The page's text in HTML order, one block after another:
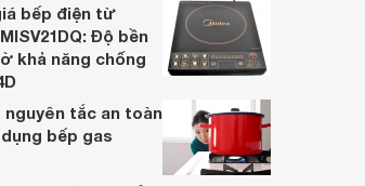
LC1E3801E5
Giá từ 838.433 đ
Có 3 nơi bán
bếp điện từ
Độ bền
khả năng chống
nguyên tắc an toàn
bếp gas